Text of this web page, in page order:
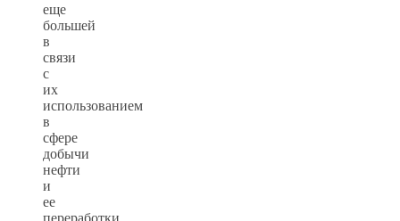
еще
большей
в
связи
с
их
использованием
в
сфере
добычи
нефти
и
ее
переработки.